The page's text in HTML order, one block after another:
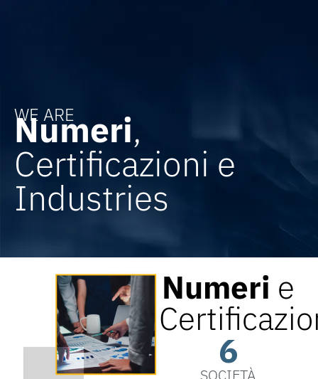
WE ARE
Numeri,
Certificazioni e
Industries
Numeri e
6